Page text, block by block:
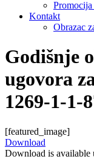
Kontakt
Obrazac
Godišnje
ugovora
1269-1-1-
[featured_image]
Download
Download is available